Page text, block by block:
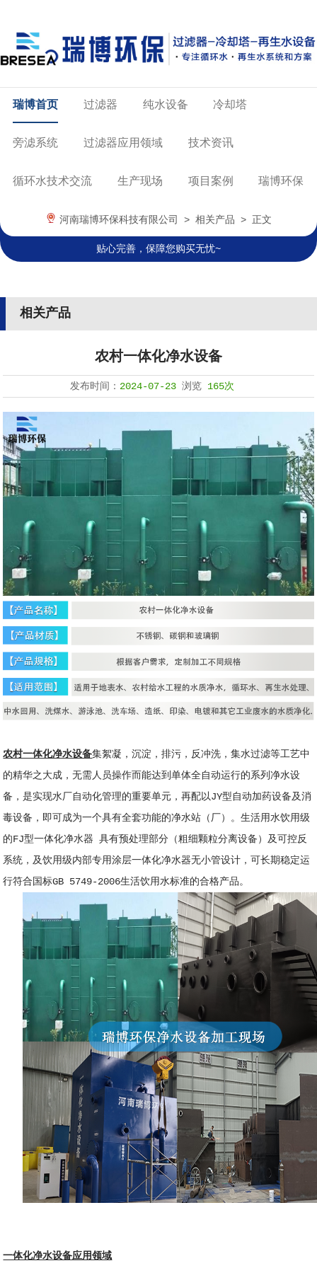
瑞博首页 过滤器 纯水设备 冷却塔
旁滤系统 过滤器应用领域 技术资讯
循环水技术交流 生产现场 项目案例 瑞博环保
河南瑞博环保科技有限公司 > 相关产品 > 正文
贴心完善，保障您购买无忧~
相关产品
农村一体化净水设备
发布时间： 2024-07-23 浏览 165次
农村一体化净水设备集絮凝，沉淀，排污，反冲洗，集水过滤等工艺中
的精华之大成，无需人员操作而能达到单体全自动运行的系列净水设
备，是实现水厂自动化管理的重要单元，再配以JY型自动加药设备及消
毒设备，即可成为一个具有全套功能的净水站（厂）。生活用水饮用级
的FJ型一体化净水器 具有预处理部分（粗细颗粒分离设备）及可控反
系统，及饮用级内部专用涂层一体化净水器无小管设计，可长期稳定运
行符合国标GB 5749-2006生活饮用水标准的合格产品。
一体化净水设备应用领域